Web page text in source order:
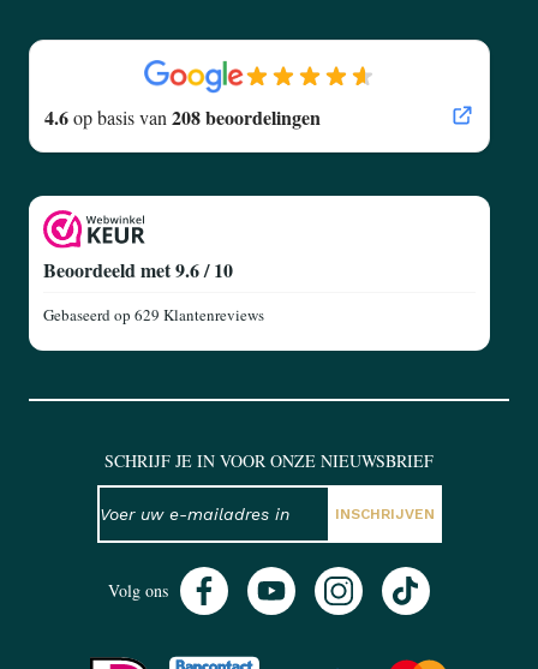
4.6op basis van 208 beoordelingen
Beoordeeld met 9.6 / 10
Gebaseerd op 629 Klantenreviews
SCHRIJF JE IN VOOR ONZE NIEUWSBRIEF
INSCHRIJVEN
Volg ons